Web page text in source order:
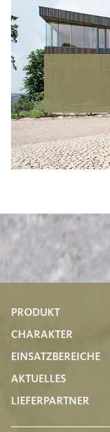
PRODUKT
CHARAKTER
EINSATZBEREICHE
AKTUELLES
LIEFERPARTNER